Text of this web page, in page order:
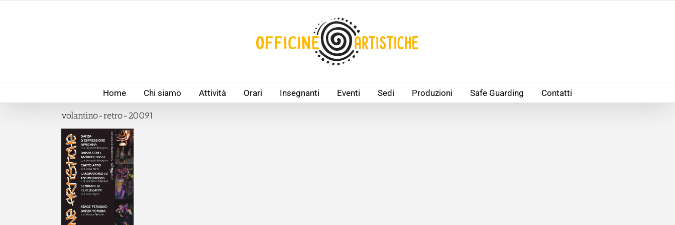
Home Chi siamo Attività Orari Insegnanti Eventi Sedi Produzioni Safe Guarding Contatti
volantino-retro-20091